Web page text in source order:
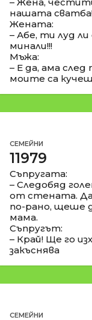
нашата
Жената:
– Абе, ти луд ли
минали!!!
Мъжа:
– Е да, ама
моите са
СЕМЕЙНИ
11979
Съпругата:
– Следобяд
от стената.
по-рано, щеше
мама.
Съпругът:
– Край! Ще го
закъснява
СЕМЕЙНИ